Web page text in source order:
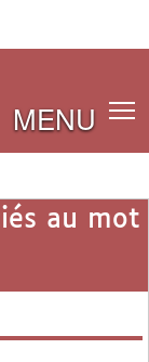
MENU
au mot